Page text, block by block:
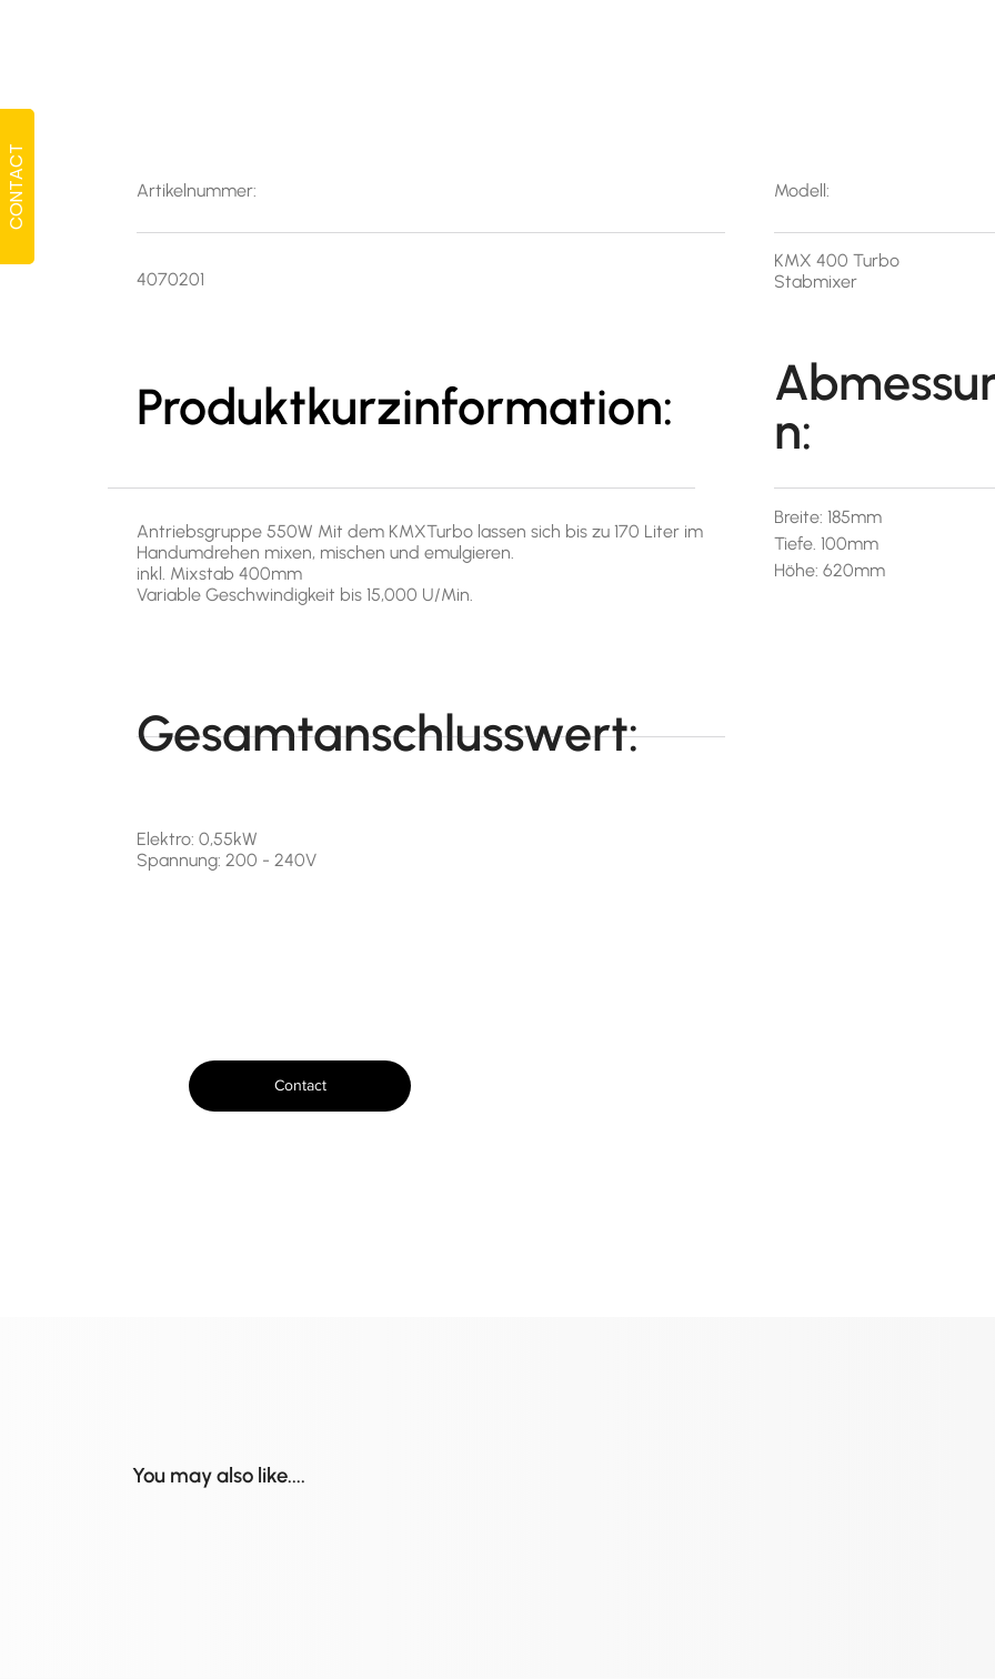
Contact
Artikelnummer:
4070201
Produktkurzinformation:
Antriebsgruppe 550W Mit dem KMXTurbo lassen sich bis zu 170 Liter im
Handumdrehen mixen, mischen und emulgieren.
inkl. Mixstab 400mm
Variable Geschwindigkeit bis 15,000 U/Min.
Gesamtanschlusswert:
Elektro: 0,55kW
Spannung: 200 - 240V
Modell:
KMX 400 Turbo
Stabmixer
n:
Breite: 185mm
Tiefe. 100mm
Höhe: 620mm
You may also like....
CONTACT
CONTACT